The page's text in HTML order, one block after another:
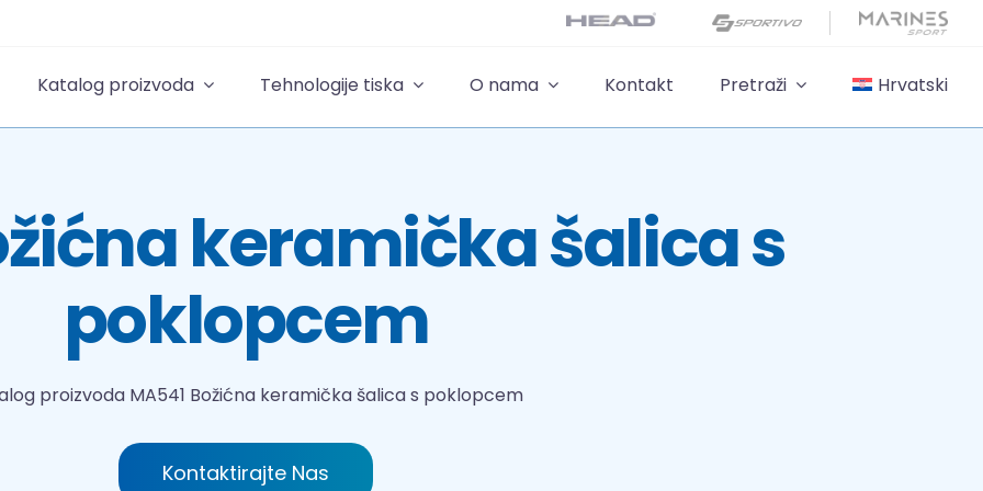
Katalog proizvoda Tehnologije tiska O nama Kontakt Pretraži Hrvatski
keramička šalica s
poklopcem
proizvoda MA541 Božićna keramička šalica s poklopcem
Kontaktirajte Nas